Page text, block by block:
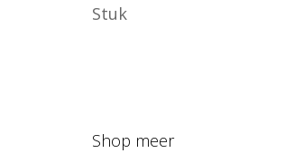
Stuk
Shop meer